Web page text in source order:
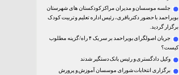
جلسه موسسان و مدیران مراکز کودکستان های شهرستان
بویراحمد با حضور دکترباقری، رئیس اداره تعلیم و تربیت کودک
برگزار گردید.
جریان اصولگرای بویراحمد بر سر یک ۴ راه/ گزینه مطلوب
کیست؟
وکیل دادگستری و رئیس بانک دستگیر شدند
برگزاری انتخابات شورای موسسان آموزش و پرورش